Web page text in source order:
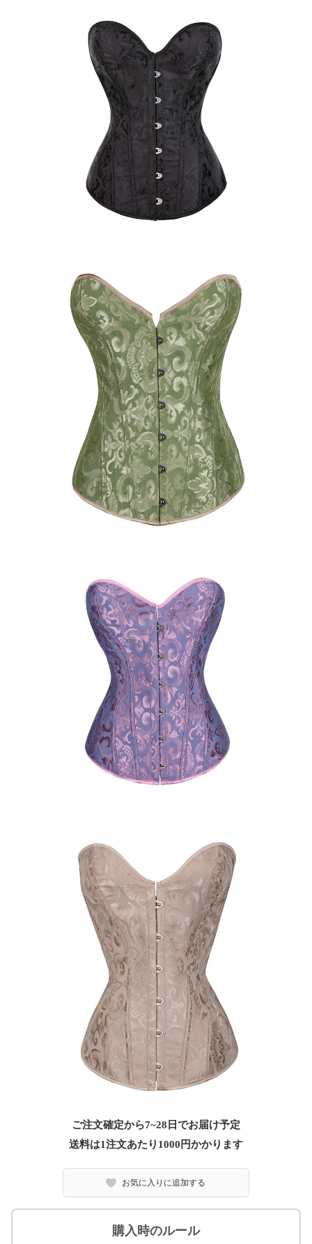
ご注文確定から7~28日でお届け予定
送料は1注文あたり 1000 円かかります
お気に入りに追加する
購入時のルール